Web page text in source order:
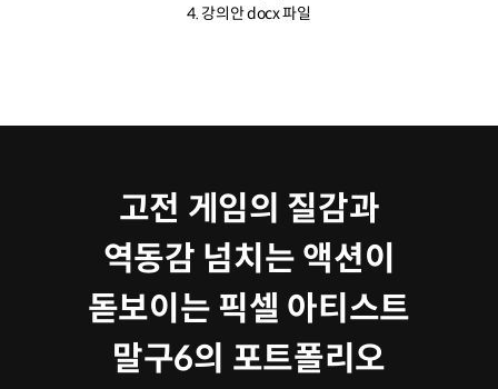
4. 강의안 docx 파일
고전 게임의 질감과
역동감 넘치는 액션이
돋보이는 픽셀 아티스트
말구6의 포트폴리오